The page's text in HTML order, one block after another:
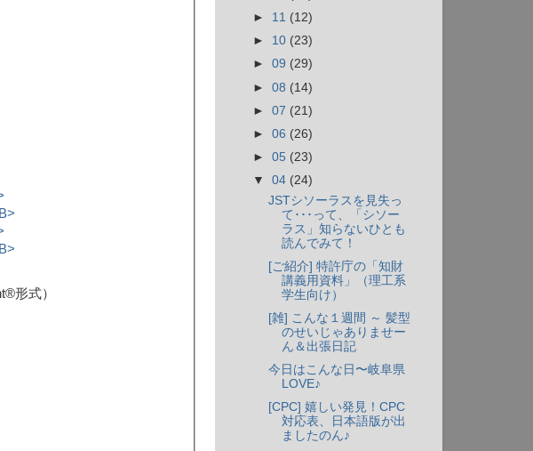
形式）
► 11 (12)
► 10 (23)
►09 (29)
►08 (14)
►07 (21)
►06 (26)
►05 (23)
▼04 (24)
JSTシソーラスを見失っ
て･･･って、「シソー
ラス」知らないひとも
読んでみて！
[ご紹介] 特許庁の「知財
講義用資料」（理工系
学生向け）
[雑] こんな１週間 ～ 髪型
のせいじゃありませー
ん＆出張日記
今日はこんな日〜岐阜県
LOVE♪
[CPC] 嬉しい発見！CPC
対応表、日本語版が出
ましたのん♪